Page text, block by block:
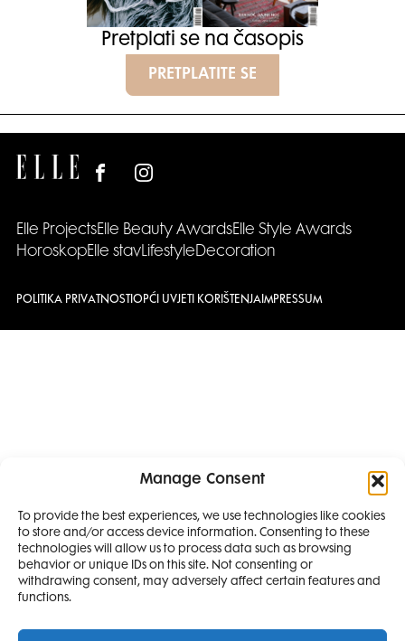
Manage Consent
To provide the best experiences, we use technologies like cookies
to store and/or access device information. Consenting to these
technologies will allow us to process data such as browsing
behavior or unique IDs on this site. Not consenting or
withdrawing consent, may adversely affect certain features and
functions.
Pretplati se na časopis
PRETPLATITE SE
Elle ProjectsElle Beauty AwardsElle Style Awards
HoroskopElle stavLifestyleDecoration
POLITIKA PRIVATNOSTIOPĆI UVJETI KORIŠTENJAIMPRESSUM
SMANJI
4 IZDANJA